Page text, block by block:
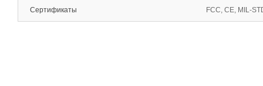
Сертификаты FCC, CE, MIL-